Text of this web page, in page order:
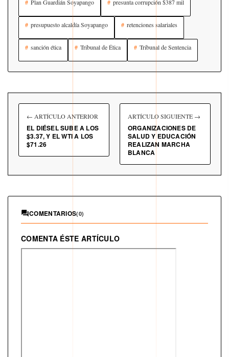
Plan Guardián Soyapango presunta corrupción $387 mil
presupuesto alcaldía Soyapango retenciones salariales
sanción ética Tribunal de Ética Tribunal de Sentencia
← ARTÍCULO ANTERIOR
EL DIÉSEL SUBE A LOS
$3.37, Y EL WTI A LOS
$71.26
ARTÍCULO SIGUIENTE →
ORGANIZACIONES DE
SALUD Y EDUCACIÓN
REALIZAN MARCHA
BLANCA
COMENTARIOS(0)
COMENTA ÉSTE ARTÍCULO